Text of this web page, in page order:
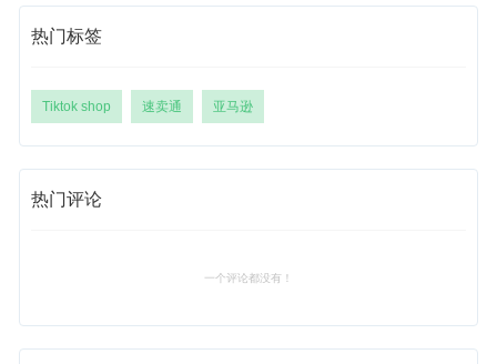
热门标签
Tiktok shop 速卖通 亚马逊
热门评论
一个评论都没有！